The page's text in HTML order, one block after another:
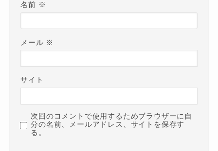
名前 ※
メール ※
サイト
次回のコメントで使用するためブラウザーに自
分の名前、メールアドレス、サイトを保存す
る。